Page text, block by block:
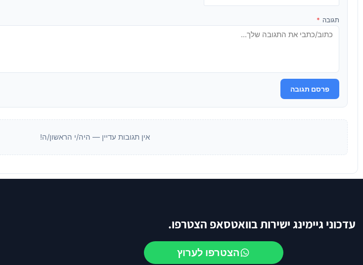
תגובה *
פרסם תגובה
אין תגובות עדיין — היה/י הראשון/ה!
עדכוני גיימינג ישירות בוואטסאפ הצטרפו.
הצטרפו לערוץ